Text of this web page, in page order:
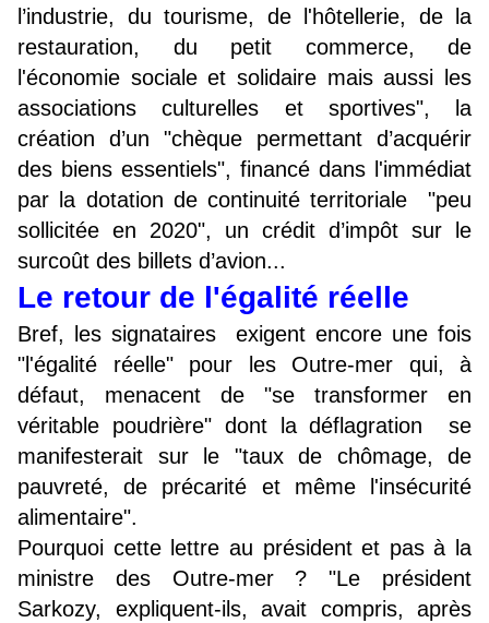
l’industrie, du tourisme, de l'hôtellerie, de la
restauration, du petit commerce, de
l'économie sociale et solidaire mais aussi les
associations culturelles et sportives", la
création d’un "chèque permettant d’acquérir
des biens essentiels", financé dans l'immédiat
par la dotation de continuité territoriale "peu
sollicitée en 2020", un crédit d’impôt sur le
surcoût des billets d’avion...
Le retour de l'égalité réelle
Bref, les signataires exigent encore une fois
"l'égalité réelle" pour les Outre-mer qui, à
défaut, menacent de "se transformer en
véritable poudrière" dont la déflagration se
manifesterait sur le "taux de chômage, de
pauvreté, de précarité et même l'insécurité
alimentaire".
Pourquoi cette lettre au président et pas à la
ministre des Outre-mer ? "Le président
Sarkozy, expliquent-ils, avait compris, après